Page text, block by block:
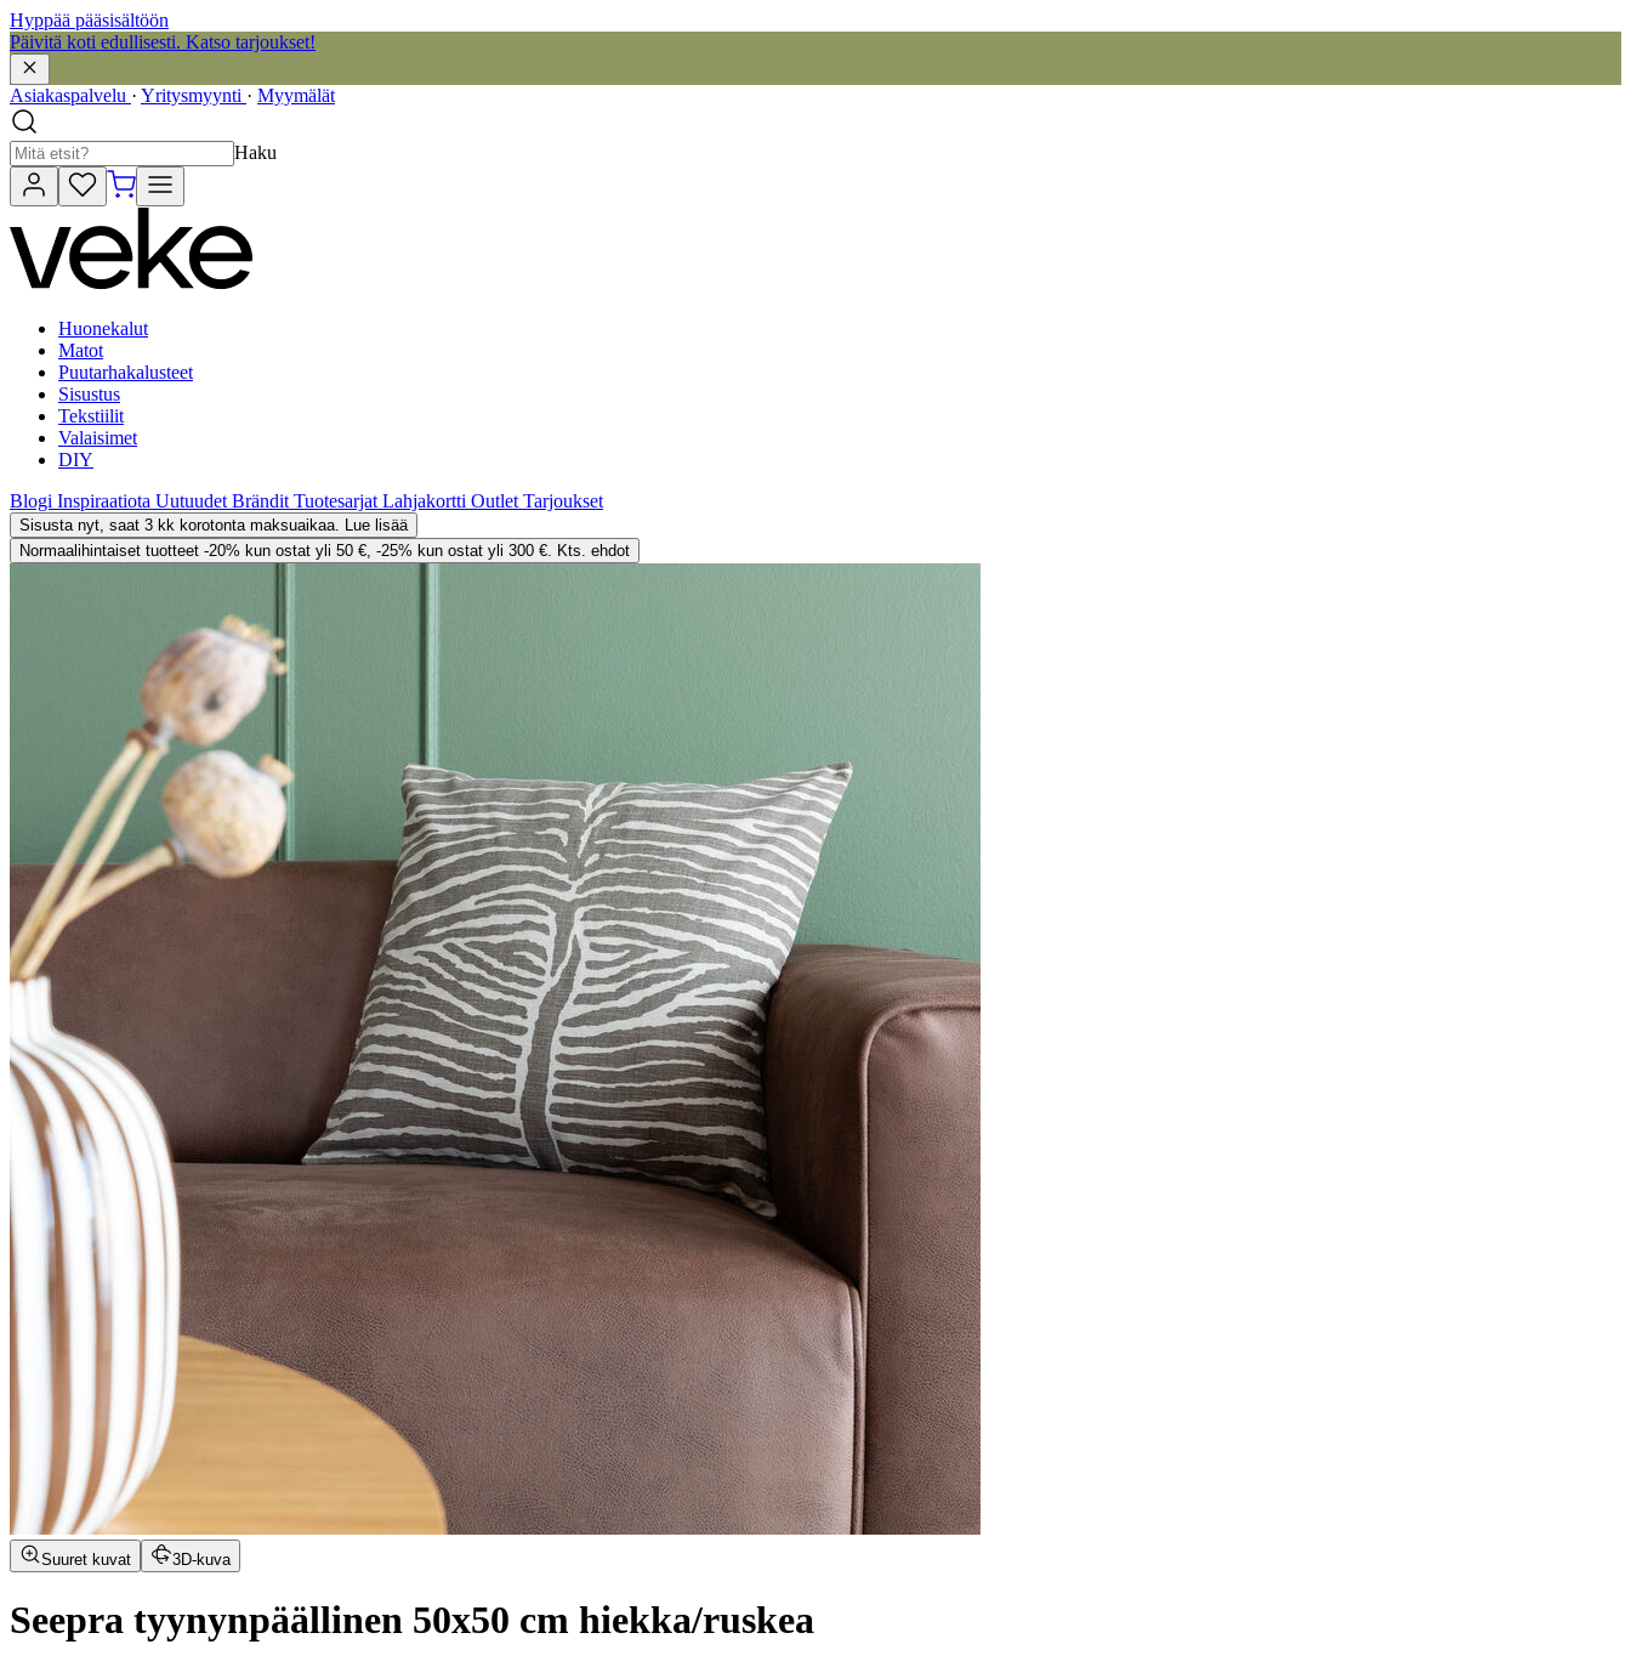
Hyppää pääsisältöön
Päivitä koti edullisesti. Katso tarjoukset!
Asiakaspalvelu · Yritysmyynti · Myymälät
Haku
Huonekalut
Matot
Puutarhakalusteet
Sisustus
Tekstiilit
Valaisimet
DIY
Blogi Inspiraatiota Uutuudet Brändit Tuotesarjat Lahjakortti Outlet Tarjoukset
Sisusta nyt, saat 3 kk korotonta maksuaikaa. Lue lisää
Normaalihintaiset tuotteet -20% kun ostat yli 50 €, -25% kun ostat yli 300 €. Kts. ehdot
Suuret kuvat 3D-kuva
Seepra tyynynpäällinen 50x50 cm hiekka/ruskea